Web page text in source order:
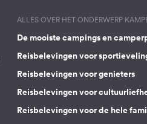
ALLES OVER HET ONDERWERP
De mooiste campings en
Reisbelevingen voor
Reisbelevingen voor genieters
Reisbelevingen voor
Reisbelevingen voor de hele